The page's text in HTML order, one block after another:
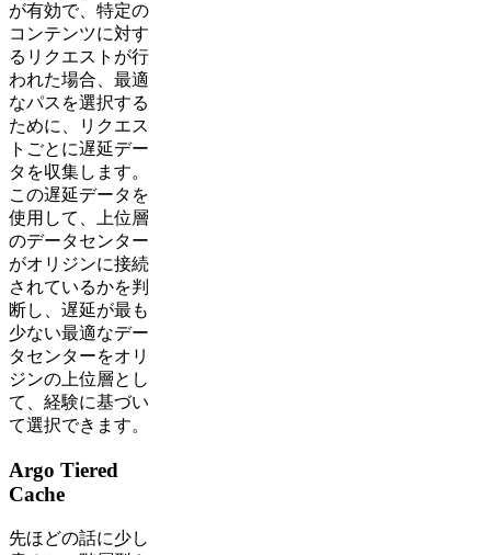
が有効で、特定の
コンテンツに対す
るリクエストが行
われた場合、最適
なパスを選択する
ために、リクエス
トごとに遅延デー
タを収集します。
この遅延データを
使用して、上位層
のデータセンター
がオリジンに接続
されているかを判
断し、遅延が最も
少ない最適なデー
タセンターをオリ
ジンの上位層とし
て、経験に基づい
て選択できます。
Argo Tiered
Cache
先ほどの話に少し